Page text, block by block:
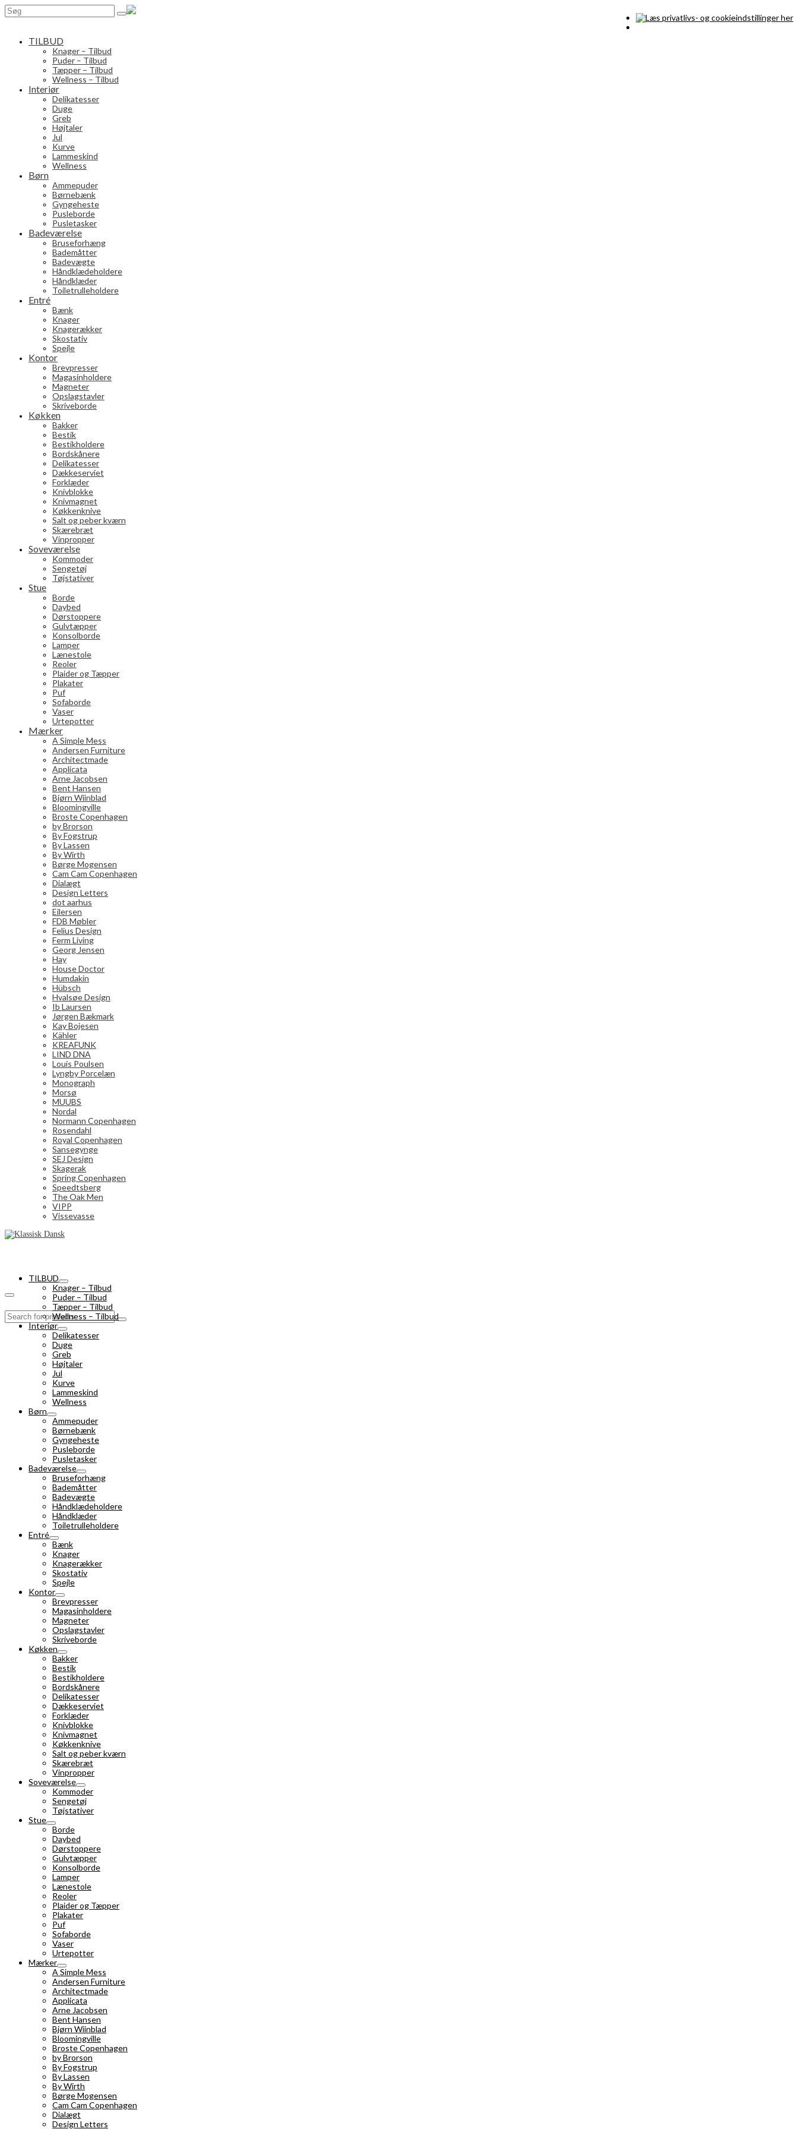
Search
for:
TILBUD
Knager – Tilbud
Puder – Tilbud
Tæpper – Tilbud
Wellness – Tilbud
Interiør
Delikatesser
Duge
Greb
Højtaler
Jul
Kurve
Lammeskind
Wellness
Børn
Ammepuder
Børnebænk
Gyngeheste
Pusleborde
Pusletasker
Badeværelse
Bruseforhæng
Bademåtter
Badevægte
Håndklædeholdere
Håndklæder
Toiletrulleholdere
Entré
Bænk
Knager
Knagerækker
Skostativ
Spejle
Kontor
Brevpresser
Magasinholdere
Magneter
Opslagstavler
Skriveborde
Køkken
Bakker
Bestik
Bestikholdere
Bordskånere
Delikatesser
Dækkeserviet
Forklæder
Knivblokke
Knivmagnet
Køkkenknive
Salt og peber kværn
Skærebræt
Vinpropper
Soveværelse
Kommoder
Sengetøj
Tøjstativer
Stue
Borde
Daybed
Dørstoppere
Gulvtæpper
Konsolborde
Lamper
Lænestole
Reoler
Plaider og Tæpper
Plakater
Puf
Sofaborde
Vaser
Urtepotter
Mærker
A Simple Mess
Andersen Furniture
Architectmade
Applicata
Arne Jacobsen
Bent Hansen
Bjørn Wiinblad
Bloomingville
Broste Copenhagen
by Brorson
By Fogstrup
By Lassen
By Wirth
Børge Mogensen
Cam Cam Copenhagen
Dialægt
Design Letters
dot aarhus
Eilersen
FDB Møbler
Felius Design
Ferm Living
Georg Jensen
Hay
House Doctor
Humdakin
Hübsch
Hvalsøe Design
Ib Laursen
Jørgen Bækmark
Kay Bojesen
Kähler
KREAFUNK
LIND DNA
Louis Poulsen
Lyngby Porcelæn
Monograph
Morsø
MUUBS
Nordal
Normann Copenhagen
Rosendahl
Royal Copenhagen
Sansegynge
SEJ Design
Skagerak
Spring Copenhagen
Speedtsberg
The Oak Men
VIPP
Vissevasse
Search
for:
TILBUD
Knager – Tilbud
Puder – Tilbud
Tæpper – Tilbud
Wellness – Tilbud
Interiør
Delikatesser
Duge
Greb
Højtaler
Jul
Kurve
Lammeskind
Wellness
Børn
Ammepuder
Børnebænk
Gyngeheste
Pusleborde
Pusletasker
Badeværelse
Bruseforhæng
Bademåtter
Badevægte
Håndklædeholdere
Håndklæder
Toiletrulleholdere
Entré
Bænk
Knager
Knagerækker
Skostativ
Spejle
Kontor
Brevpresser
Magasinholdere
Magneter
Opslagstavler
Skriveborde
Køkken
Bakker
Bestik
Bestikholdere
Bordskånere
Delikatesser
Dækkeserviet
Forklæder
Knivblokke
Knivmagnet
Køkkenknive
Salt og peber kværn
Skærebræt
Vinpropper
Soveværelse
Kommoder
Sengetøj
Tøjstativer
Stue
Borde
Daybed
Dørstoppere
Gulvtæpper
Konsolborde
Lamper
Lænestole
Reoler
Plaider og Tæpper
Plakater
Puf
Sofaborde
Vaser
Urtepotter
Mærker
A Simple Mess
Andersen Furniture
Architectmade
Applicata
Arne Jacobsen
Bent Hansen
Bjørn Wiinblad
Bloomingville
Broste Copenhagen
by Brorson
By Fogstrup
By Lassen
By Wirth
Børge Mogensen
Cam Cam Copenhagen
Dialægt
Design Letters